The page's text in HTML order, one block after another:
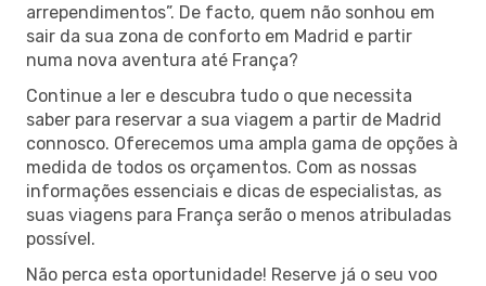
arrependimentos”. De facto, quem não sonhou em
sair da sua zona de conforto em Madrid e partir
numa nova aventura até França?
Continue a ler e descubra tudo o que necessita
saber para reservar a sua viagem a partir de Madrid
connosco. Oferecemos uma ampla gama de opções à
medida de todos os orçamentos. Com as nossas
informações essenciais e dicas de especialistas, as
suas viagens para França serão o menos atribuladas
possível.
Não perca esta oportunidade! Reserve já o seu voo